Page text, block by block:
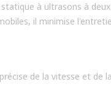
à ultrasons à
il minimise
les aéroports, et bien
de la vitesse et de